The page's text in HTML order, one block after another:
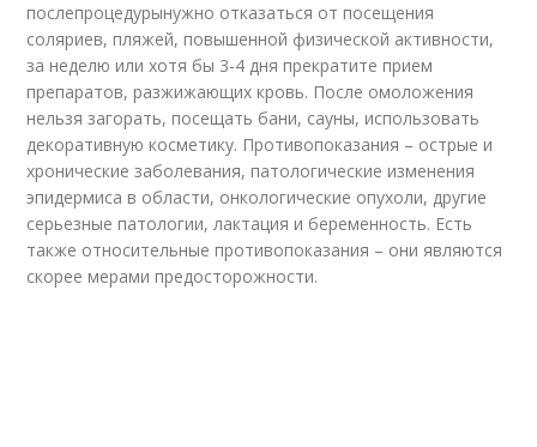
послепроцедурынужно отказаться от посещения
соляриев, пляжей, повышенной физической активности,
за неделю или хотя бы 3-4 дня прекратите прием
препаратов, разжижающих кровь. После омоложения
нельзя загорать, посещать бани, сауны, использовать
декоративную косметику. Противопоказания – острые и
хронические заболевания, патологические изменения
эпидермиса в области, онкологические опухоли, другие
серьезные патологии, лактация и беременность. Есть
также относительные противопоказания – они являются
скорее мерами предосторожности.